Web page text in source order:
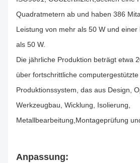
Quadratmetern ab und haben 386
Leistung von mehr als 50 W und
als 50 W.
Die jährliche Produktion beträgt etwa
über fortschrittliche
Produktionssystem, das aus Design,
Werkzeugbau, Wicklung, Isolierung,
Metallbearbeitung,Montageprüfung
Anpassung: